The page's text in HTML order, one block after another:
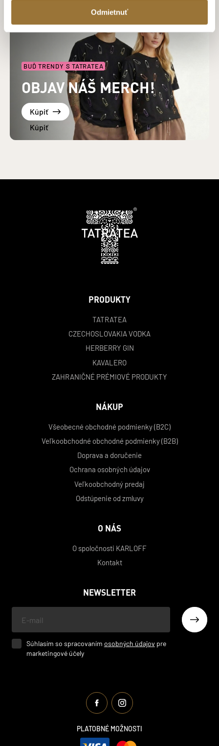
Odmietnuť
BUĎ TRENDY S TATRATEA
OBJAV NÁŠ MERCH!
Kúpiť
PRODUKTY
TATRATEA
CZECHOSLOVAKIA VODKA
HERBERRY GIN
KAVALERO
ZAHRANIČNÉ PRÉMIOVÉ PRODUKTY
NÁKUP
Všeobecné obchodné podmienky (B2C)
Veľkoobchodné obchodné podmienky (B2B)
Doprava a doručenie
Ochrana osobných údajov
Veľkoobchodný predaj
Odstúpenie od zmluvy
O NÁS
O spoločnosti KARLOFF
Kontakt
NEWSLETTER
mail
Súhlasím so spracovaním osobných údajov pre
marketingové účely
PLATOBNÉ MOŽNOSTI